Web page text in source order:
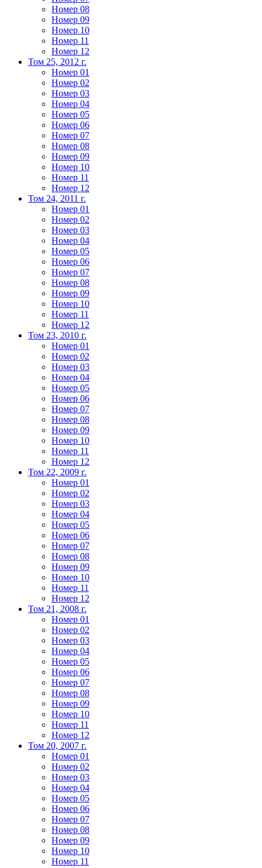
Номер 08
Номер 09
Номер 10
Номер 11
Номер 12
Том 25, 2012 г.
Номер 01
Номер 02
Номер 03
Номер 04
Номер 05
Номер 06
Номер 07
Номер 08
Номер 09
Номер 10
Номер 11
Номер 12
Том 24, 2011 г.
Номер 01
Номер 02
Номер 03
Номер 04
Номер 05
Номер 06
Номер 07
Номер 08
Номер 09
Номер 10
Номер 11
Номер 12
Том 23, 2010 г.
Номер 01
Номер 02
Номер 03
Номер 04
Номер 05
Номер 06
Номер 07
Номер 08
Номер 09
Номер 10
Номер 11
Номер 12
Том 22, 2009 г.
Номер 01
Номер 02
Номер 03
Номер 04
Номер 05
Номер 06
Номер 07
Номер 08
Номер 09
Номер 10
Номер 11
Номер 12
Том 21, 2008 г.
Номер 01
Номер 02
Номер 03
Номер 04
Номер 05
Номер 06
Номер 07
Номер 08
Номер 09
Номер 10
Номер 11
Номер 12
Том 20, 2007 г.
Номер 01
Номер 02
Номер 03
Номер 04
Номер 05
Номер 06
Номер 07
Номер 08
Номер 09
Номер 10
Номер 11